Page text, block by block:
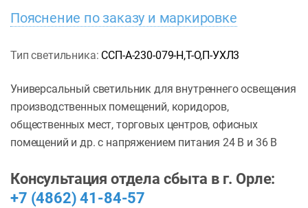
Пояснение по заказу и маркировке
Тип светильника: ССП-А-230-079-Н,Т-О,П-УХЛ3
Универсальный светильник для внутреннего освещения
производственных помещений, коридоров,
общественных мест, торговых центров, офисных
помещений и др. с напряжением питания 24 В и 36 В
Консультация отдела сбыта в г. Орле:
+7 (4862) 41-84-57